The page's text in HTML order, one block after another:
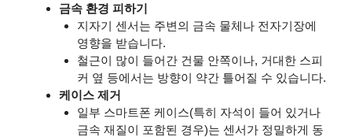
금속 환경 피하기
지자기 센서는 주변의 금속 물체나 전자기장에
영향을 받습니다.
철근이 많이 들어간 건물 안쪽이나, 거대한 스피
커 옆 등에서는 방향이 약간 틀어질 수 있습니다.
케이스 제거
일부 스마트폰 케이스(특히 자석이 들어 있거나
금속 재질이 포함된 경우)는 센서가 정밀하게 동